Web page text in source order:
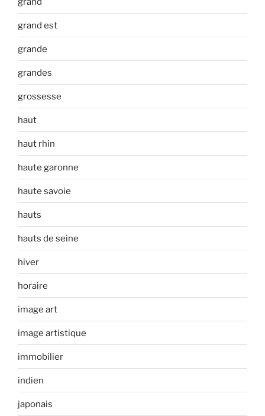
grand est
grande
grandes
grossesse
haut
haut rhin
haute garonne
haute savoie
hauts
hauts de seine
hiver
horaire
image art
image artistique
immobilier
indien
japonais